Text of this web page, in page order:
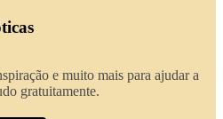
e muito mais para ajudar a
gratuitamente.